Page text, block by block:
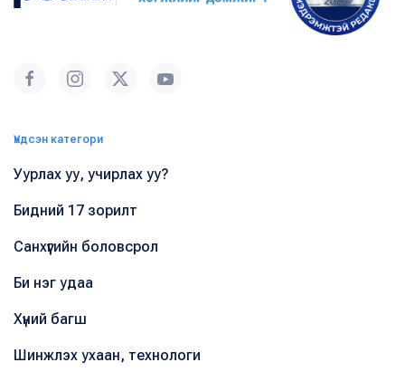
Үндсэн категори
Уурлах уу, учирлах уу?
Бидний 17 зорилт
Санхүүгийн боловсрол
Би нэг удаа
Хүний багш
Шинжлэх ухаан, технологи